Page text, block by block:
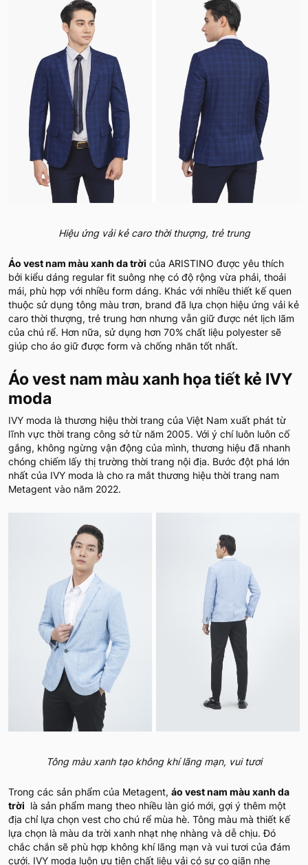
Hiệu ứng vải kẻ caro thời thượng, trẻ trung
Áo vest nam màu xanh da trời của ARISTINO được yêu thích
bởi kiểu dáng regular fit suông nhẹ có độ rộng vừa phải, thoải
mái, phù hợp với nhiều form dáng. Khác với nhiều thiết kế quen
thuộc sử dụng tông màu trơn, brand đã lựa chọn hiệu ứng vải kẻ
caro thời thượng, trẻ trung hơn nhưng vẫn giữ được nét lịch lãm
của chú rể. Hơn nữa, sử dụng hơn 70% chất liệu polyester sẽ
giúp cho áo giữ được form và chống nhăn tốt nhất.
Áo vest nam màu xanh họa tiết kẻ IVY
moda
IVY moda là thương hiệu thời trang của Việt Nam xuất phát từ
lĩnh vực thời trang công sở từ năm 2005. Với ý chí luôn luôn cố
gắng, không ngừng vận động của mình, thương hiệu đã nhanh
chóng chiếm lấy thị trường thời trang nội địa. Bước đột phá lớn
nhất của IVY moda là cho ra mắt thương hiệu thời trang nam
Metagent vào năm 2022.
Tông màu xanh tạo không khí lãng mạn, vui tươi
Trong các sản phẩm của Metagent, áo vest nam màu xanh da
trời là sản phẩm mang theo nhiều làn gió mới, gợi ý thêm một
địa chỉ lựa chọn vest cho chú rể mùa hè. Tông màu mà thiết kế
lựa chọn là màu da trời xanh nhạt nhẹ nhàng và dễ chịu. Đó
chắc chắn sẽ phù hợp không khí lãng mạn và vui tươi của đám
cưới. IVY moda luôn ưu tiên chất liệu vải có sự co giãn nhẹ